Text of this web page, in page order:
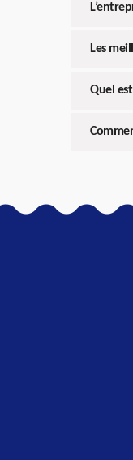
Les
Quel